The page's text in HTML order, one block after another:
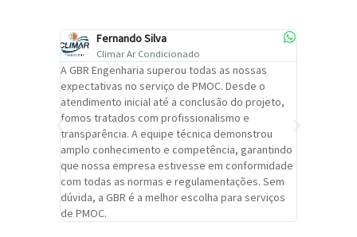
Fernando Silva
Climar Ar Condicionado
A GBR Engenharia superou todas as nossas
expectativas no serviço de PMOC. Desde o
atendimento inicial até a conclusão do projeto,
fomos tratados com profissionalismo e
transparência. A equipe técnica demonstrou
amplo conhecimento e competência, garantindo
que nossa empresa estivesse em conformidade
com todas as normas e regulamentações. Sem
dúvida, a GBR é a melhor escolha para serviços
de PMOC.